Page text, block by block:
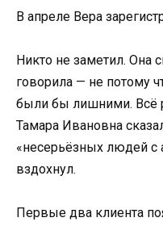
В апреле Вера
Никто не заметил. Она
говорила — не потому
были бы лишними. Всё
Тамара Ивановна
«несерьёзных людей
вздохнул.
Первые два клиента